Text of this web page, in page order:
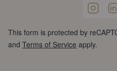
This form is protected by
and Terms of Service apply.